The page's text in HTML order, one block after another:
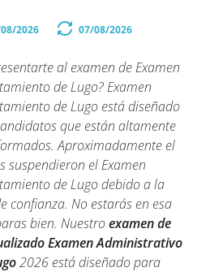
2026 07/08/2026
al examen de Examen
de Lugo? Examen
de Lugo está diseñado
que están altamente
Aproximadamente el
suspendieron el Examen
de Lugo debido a la
confianza. No estarás en esa
bien. Nuestroexamen de
Examen Administrativo
2026 está diseñado para